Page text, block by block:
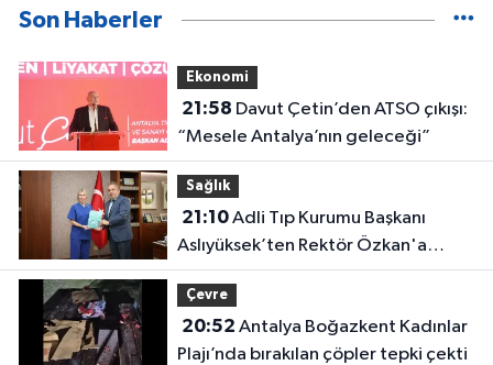
Son Haberler
Ekonomi
21:58
“Mesele Antalya’nın geleceği”
Sağlık
21:10Adli Tıp Kurumu Başkanı
Aslıyüksek’ten Rektör Özkan'a
davet
Çevre
20:52
Plajı’nda bırakılan çöpler tepki çekti